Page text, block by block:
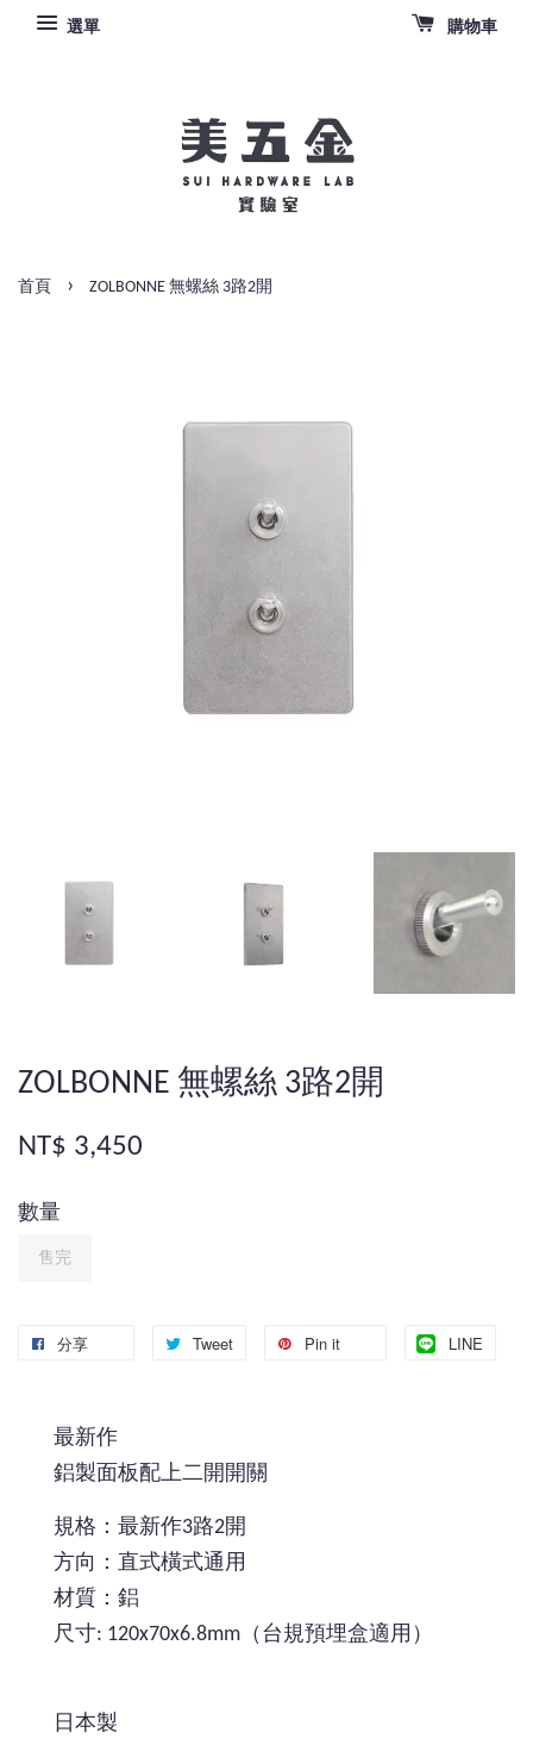
選單 購物車
首頁 › ZOLBONNE 無螺絲 3路2開
ZOLBONNE 無螺絲 3路2開
NT$ 3,450
數量
售完
分享 Tweet Pin it LINE
最新作
鋁製面板配上二開開關
規格：最新作3路2開
方向：直式橫式通用
材質：鋁
尺寸: 120x70x6.8mm（台規預埋盒適用）
日本製